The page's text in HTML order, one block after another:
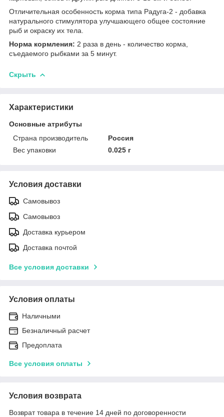
Отличительная особенность корма типа Радуга-2 - добавка
натурального стимулятора улучшающего общее состояние
рыб и окраску их тела.
Норма кормления: 2 раза в день - количество корма,
съедаемого рыбками за 5 минут.
Скрыть
Характеристики
Основные атрибуты
Страна производитель
Россия
Вес упаковки
0.025 г
Условия доставки
Самовывоз
Самовывоз
Доставка курьером
Доставка почтой
Все условия доставки
Условия оплаты
Наличными
Безналичный расчет
Предоплата
Все условия оплаты
Условия возврата
Возврат товара в течение 14 дней по договоренности